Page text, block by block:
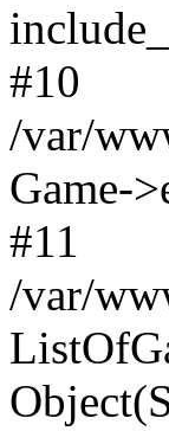
#10
/var/
Game-
#11
/var/